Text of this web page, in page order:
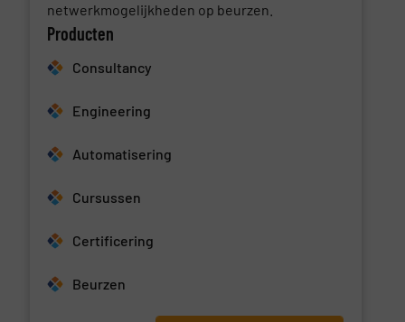
netwerkmogelijkheden op beurzen.
Producten
Consultancy
Engineering
Automatisering
Cursussen
Certificering
Beurzen